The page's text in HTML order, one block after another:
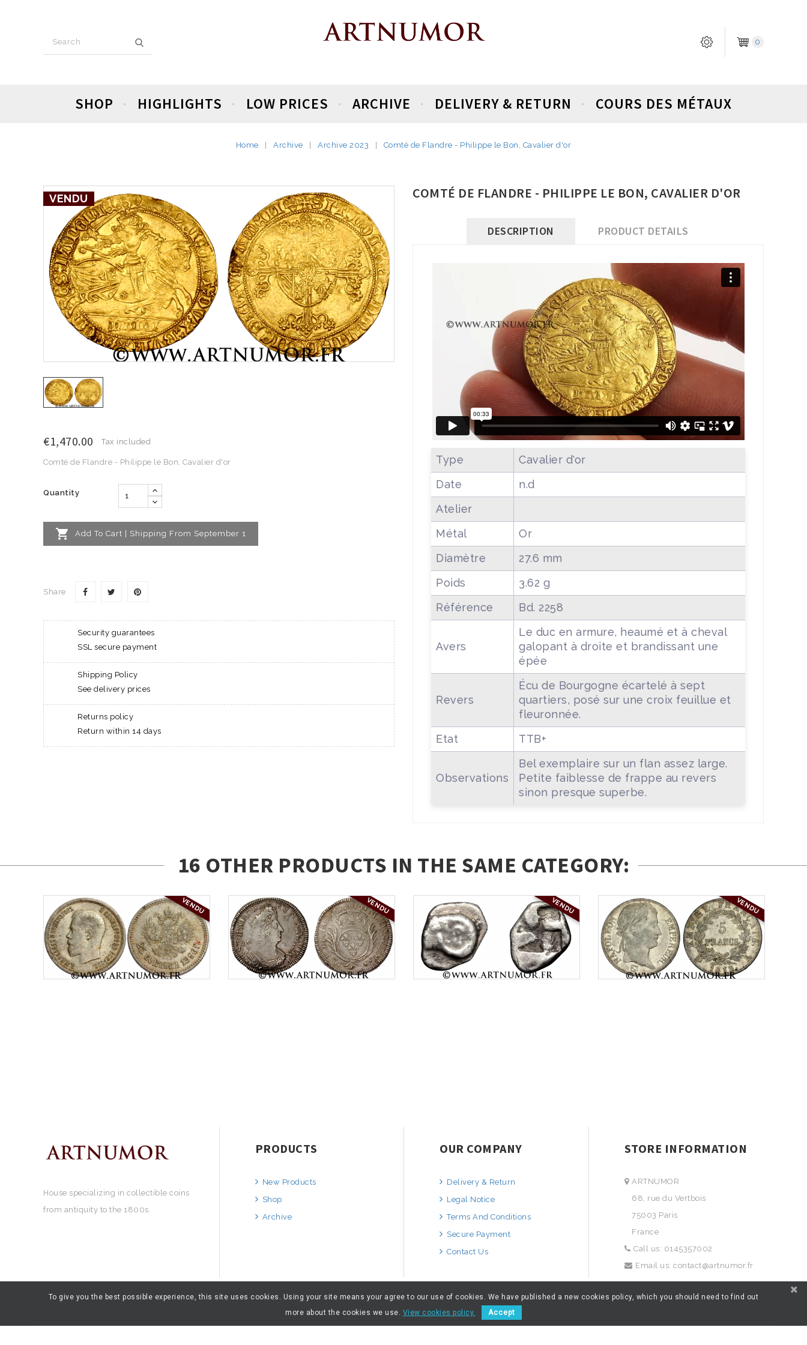
0
SHOP HIGHLIGHTS LOW PRICES ARCHIVE DELIVERY & RETURN COURS DES MÉTAUX
Home Archive Archive 2023 Comté de Flandre - Philippe le Bon, Cavalier d'or
VENDU
€1,470.00 Tax included
Comté de Flandre - Philippe le Bon, Cavalier d'or
Quantity
 Add To Cart | Shipping From September 1
Share
Security guarantees
SSL secure payment
Shipping Policy
See delivery prices
Returns policy
Return within 14 days
COMTÉ DE FLANDRE - PHILIPPE LE BON, CAVALIER D'OR
DESCRIPTION PRODUCT DETAILS
Type
Cavalier d'or
Date
n.d
Atelier
Métal
Or
Diamètre
27.6 mm
Poids
3.62 g
Référence
Bd. 2258
Avers
Le duc en armure, heaumé et à cheval
galopant à droite et brandissant une
épée
Revers
Écu de Bourgogne écartelé à sept
quartiers, posé sur une croix feuillue et
fleuronnée.
Etat
TTB+
Observations
Bel exemplaire sur un flan assez large.
Petite faiblesse de frappe au revers
sinon presque superbe.
16 OTHER PRODUCTS IN THE SAME CATEGORY:
VENDU VENDU VENDU VENDU
House specializing in collectible coins
from antiquity to the 1800s.
PRODUCTS
New Products
Shop
Archive
OUR COMPANY
Delivery & Return
Legal Notice
Terms And Conditions
Secure Payment
Contact Us
STORE INFORMATION
ARTNUMOR
68, rue du Vertbois
75003 Paris
France
Call us: 0145357002
Email us: contact@artnumor.fr
To give you the best possible experience, this site uses cookies. Using your site means your agree to our use of cookies. We have published a new cookies policy, which you should need to find out
more about the cookies we use. View cookies policy. Accept